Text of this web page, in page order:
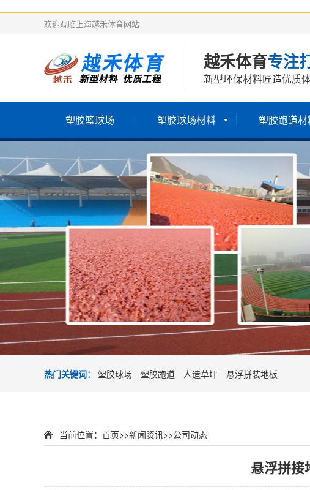
欢迎观临上海越禾体育网站
越禾体育专注
新型环保材料匠造优质
塑胶篮球场 塑胶球场材料 塑胶跑道材
热门关键词： 塑胶球场 塑胶跑道 人造草坪 悬浮拼装地板
当前位置： 首页>>新闻资讯>>公司动态
悬浮拼接